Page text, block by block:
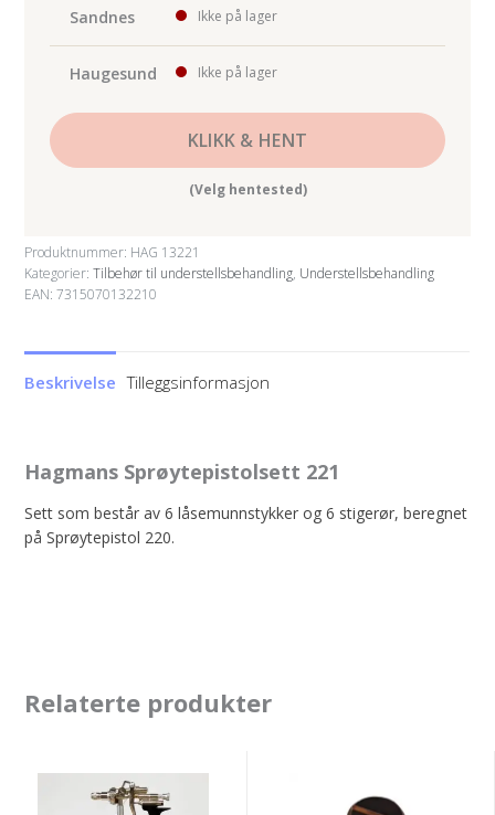
Sandnes Ikke på lager
Haugesund Ikke på lager
KLIKK & HENT
(Velg hentested)
Produktnummer: HAG 13221
Kategorier:Tilbehør til understellsbehandling, Understellsbehandling
EAN: 7315070132210
Beskrivelse Tilleggsinformasjon
Hagmans Sprøytepistolsett 221
Sett som består av 6 låsemunnstykker og 6 stigerør, beregnet
på Sprøytepistol 220.
Relaterte produkter